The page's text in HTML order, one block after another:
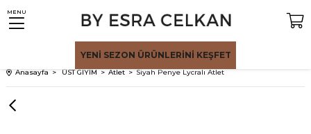
MENU
YENİ SEZON ÜRÜNLERİNİ KEŞFET
Anasayfa ÜST GİYİM Atlet Siyah Penye Lycralı Atlet